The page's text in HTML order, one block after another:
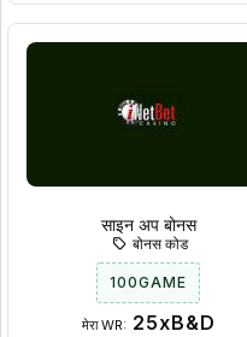
साइन अप बोनस
बोनस कोड
100GAME
मेरा WR: 25xB&D